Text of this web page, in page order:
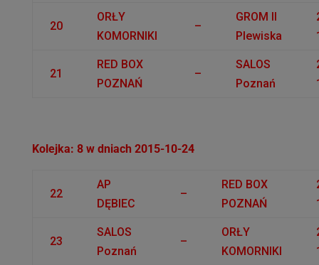
20
ORŁY
KOMORNIKI
–
GROM II
Plewiska
21
RED BOX
POZNAŃ
–
SALOS
Poznań
Kolejka: 8 w dniach 2015-10-24
22
AP
DĘBIEC
–
RED BOX
POZNAŃ
23
SALOS
Poznań
–
ORŁY
KOMORNIKI